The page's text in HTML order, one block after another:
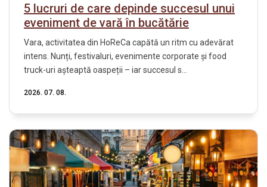
5 lucruri de care depinde succesul unui
eveniment de vară în bucătărie
Vara, activitatea din HoReCa capătă un ritm cu adevărat
intens. Nunți, festivaluri, evenimente corporate și food
truck-uri așteaptă oaspeții – iar succesul s...
2026. 07. 08.